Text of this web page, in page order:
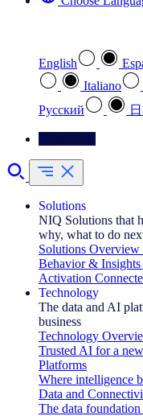
English
Italiano
Pусский
Solutions
NIQ Solutions that
why, what to do
Solutions Overview
Behavior & Insights
Activation
Technology
The data and AI
business
Technology
Trusted AI for a
Platforms
Where intelligence
Data and
The data